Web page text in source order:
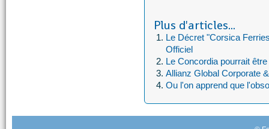
Plus d'articles...
Le Décret "Corsica
Officiel
Le Concordia pourrait
Allianz Global Corporate
Ou l'on apprend que